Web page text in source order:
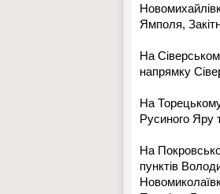
Ямполя,
На
напрямку
На
Русиного Яру
На
пунктів